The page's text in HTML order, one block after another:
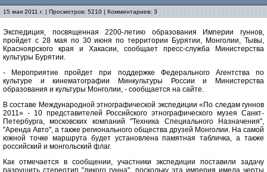
15 мая 2011 г. | Просмотров: 5210 | Комментариев: 3
Экспедиция, посвященная 2200-летию образования Империи гуннов,
пройдет с 28 мая по 30 июня по территории Бурятии, Монголии, Тывы,
Красноярского края и Хакасии, сообщает пресс-служба Министерства
культуры Бурятии.
- Мероприятие пройдет при поддержке Федерального Агентства по
культуре и кинематографии Минкультуры России и Министерства
образования и культуры Монголии, - сообщается на сайте.
В составе Международной этнографической экспедиции «По следам гуннов
2011» - 10 представителей Российского этнографического музея Санкт-
Петербурга, московских компаний "Техника Специального Назначения",
"Аренда Авто", а также регионального общества друзей Монголии. На самой
южной точке маршрута будет установлена памятная табличка, а также
российский и монгольский флаг.
Как отмечается в сообщении, участники экспедиции поставили задачу